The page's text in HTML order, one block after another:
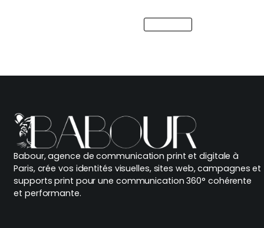
Babour, agence de communication print et digitale à
Paris, crée vos identités visuelles, sites web, campagnes et
supports print pour une communication 360° cohérente
et performante.